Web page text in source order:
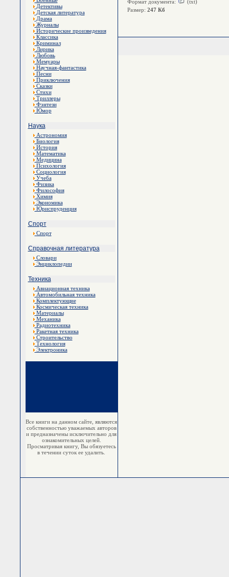
Детективы
Детская литература
Драма
Журналы
Исторические произведения
Классика
Криминал
Лирика
Любовь
Мемуары
Научная-фантастика
Песни
Приключения
Сказки
Стихи
Триллеры
Фэнтези
Юмор
Наука
Астрономия
Биология
История
Математика
Медицина
Психология
Социология
Учеба
Физика
Философия
Химия
Экономика
Юриспруденция
Спорт
Спорт
Справочная литература
Словари
Энциклопедии
Техника
Авиационная техника
Автомобильная техника
Комплектующие
Космическая техника
Материалы
Механика
Радиотехника
Ракетная техника
Строительство
Технология
Электроника
Все книги на данном сайте, являются
собственностью уважаемых авторов
и предназначены исключительно для
ознакомительных целей.
Просматривая книгу, Вы обязуетесь
в течении суток ее удалить.
Формат документа:
(txt)
Размер: 247 Кб